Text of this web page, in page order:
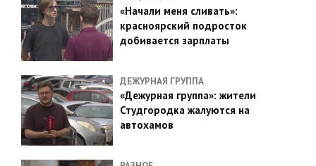
«Начали меня сливать»:
красноярский подросток
добивается зарплаты
ДЕЖУРНАЯ ГРУППА
«Дежурная группа»: жители
Студгородка жалуются на
автохамов